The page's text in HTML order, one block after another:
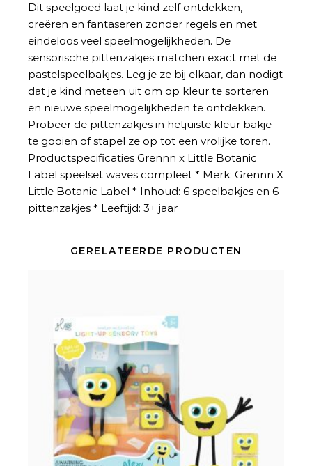
Dit speelgoed laat je kind zelf ontdekken,
creëren en fantaseren zonder regels en met
eindeloos veel speelmogelijkheden. De
sensorische pittenzakjes matchen exact met de
pastelspeelbakjes. Leg je ze bij elkaar, dan nodigt
dat je kind meteen uit om op kleur te sorteren
en nieuwe speelmogelijkheden te ontdekken.
Probeer de pittenzakjes in hetjuiste kleur bakje
te gooien of stapel ze op tot een vrolijke toren.
Productspecificaties Grennn x Little Botanic
Label speelset waves compleet * Merk: Grennn X
Little Botanic Label * Inhoud: 6 speelbakjes en 6
pittenzakjes * Leeftijd: 3+ jaar
GERELATEERDE PRODUCTEN